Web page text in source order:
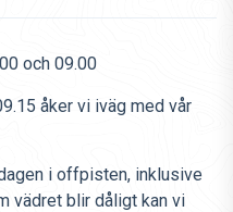
och 09.00
åker vi iväg med vår
i offpisten, inklusive
vädret blir dåligt kan vi